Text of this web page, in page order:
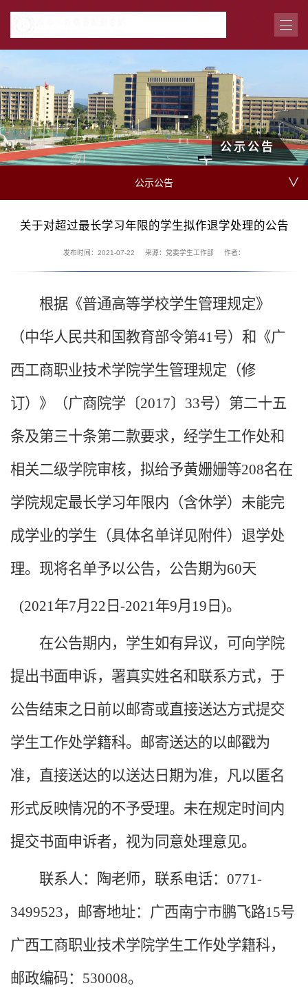
公示公告
公示公告 ∨
关于对超过最长学习年限的学生拟作退学处理的公告
发布时间：2021-07-22 来源：党委学生工作部 作者：
根据《普通高等学校学生管理规定》
（中华人民共和国教育部令第41号）和《广
西工商职业技术学院学生管理规定（修
订）》（广商院学〔2017〕33号）第二十五
条及第三十条第二款要求，经学生工作处和
相关二级学院审核，拟给予黄姗姗等208名在
学院规定最长学习年限内（含休学）未能完
成学业的学生（具体名单详见附件）退学处
理。现将名单予以公告，公告期为60天
(2021 年7月 22 日-2021年9月 19 日)。
在公告期内，学生如有异议，可向学院
提出书面申诉，署真实姓名和联系方式，于
公告结束之日前以邮寄或直接送达方式提交
学生工作处学籍科。邮寄送达的以邮戳为
准，直接送达的以送达日期为准，凡以匿名
形式反映情况的不予受理。未在规定时间内
提交书面申诉者，视为同意处理意见。
联系人：陶老师，联系电话：0771-
3499523，邮寄地址：广西南宁市鹏飞路15号
广西工商职业技术学院学生工作处学籍科，
邮政编码： 530008。